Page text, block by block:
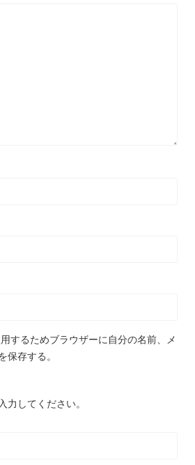
するためブラウザーに自分の名前、メ
保存する。
力してください。